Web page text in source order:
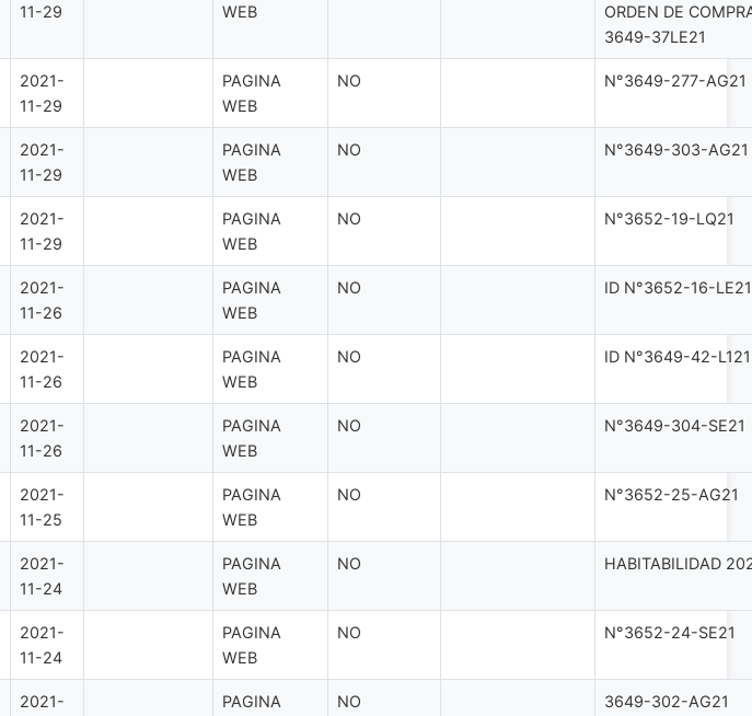
11-29
WEB
ORDEN DE
3649-37LE21
2021-
11-29
PAGINA
WEB
NO N°3649-277-AG21
2021-
11-29
PAGINA
WEB
NO N°3649-303-AG21
2021-
11-29
PAGINA
WEB
NO N°3652-19-LQ21
2021-
11-26
PAGINA
WEB
NO ID N°3652-16-LE21
2021-
11-26
PAGINA
WEB
NO ID N°3649-42-L121
2021-
11-26
PAGINA
WEB
NO N°3649-304-SE21
2021-
11-25
PAGINA
WEB
NO N°3652-25-AG21
2021-
11-24
PAGINA
WEB
NO HABITABILIDAD
2021-
11-24
PAGINA
WEB
NO N°3652-24-SE21
2021- PAGINA NO 3649-302-AG21